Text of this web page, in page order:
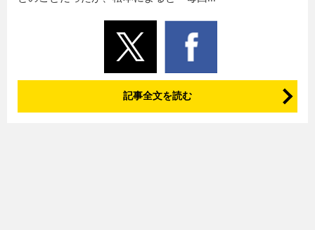
記事全文を読む